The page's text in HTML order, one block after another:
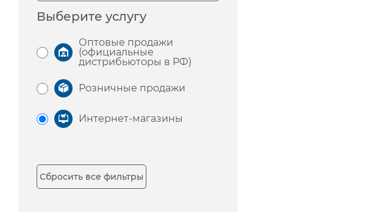
Выберите услугу
Оптовые продажи
(официальные
дистрибьюторы в РФ)
Розничные продажи
Интернет-магазины
Сбросить все фильтры